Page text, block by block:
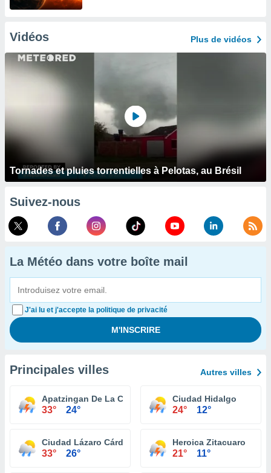
Vidéos Plus de vidéos
Tornades et pluies torrentielles à Pelotas, au Brésil
Suivez-nous
La Météo dans votre boîte mail
J'ai lu et j'accepte la politique de privacité
Principales villes Autres villes
Apatzingan De La Constitucion
33° 24°
Ciudad Hidalgo
24° 12°
Ciudad Lázaro Cárdenas
33° 26°
Heroica Zitacuaro
21° 11°